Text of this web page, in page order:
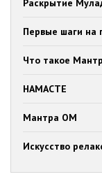
Раскрытие
Первые шаги на
Что такое
НАМАСТЕ
Мантра ОМ
Искусство